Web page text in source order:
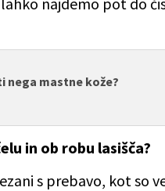
nega mastne kože?
in ob robu lasišča?
s prebavo, kot so